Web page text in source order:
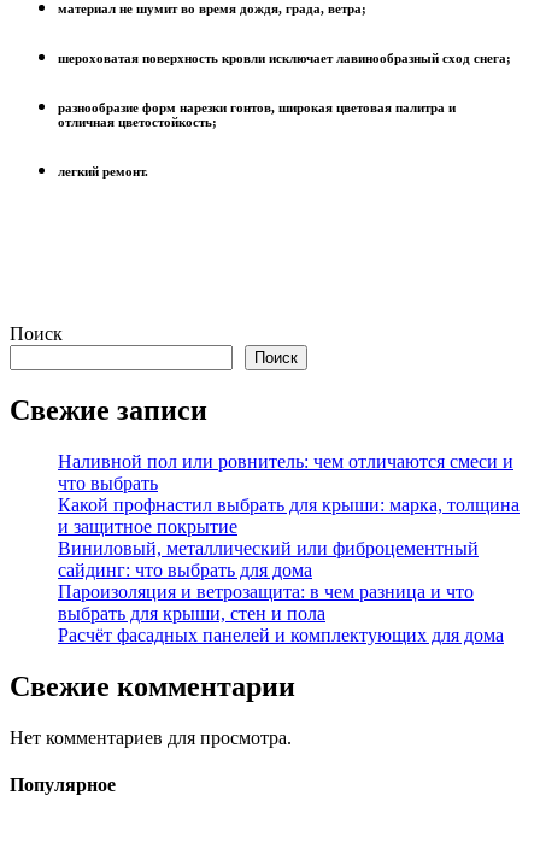
материал не шумит во время дождя, града, ветра;
шероховатая поверхность кровли исключает лавинообразный сход снега;
разнообразие форм нарезки гонтов, широкая цветовая палитра и
отличная цветостойкость;
легкий ремонт.
Поиск
Поиск
Свежие записи
Наливной пол или ровнитель: чем отличаются смеси и
что выбрать
Какой профнастил выбрать для крыши: марка, толщина
и защитное покрытие
Виниловый, металлический или фиброцементный
сайдинг: что выбрать для дома
Пароизоляция и ветрозащита: в чем разница и что
выбрать для крыши, стен и пола
Расчёт фасадных панелей и комплектующих для дома
Свежие комментарии
Нет комментариев для просмотра.
Популярное